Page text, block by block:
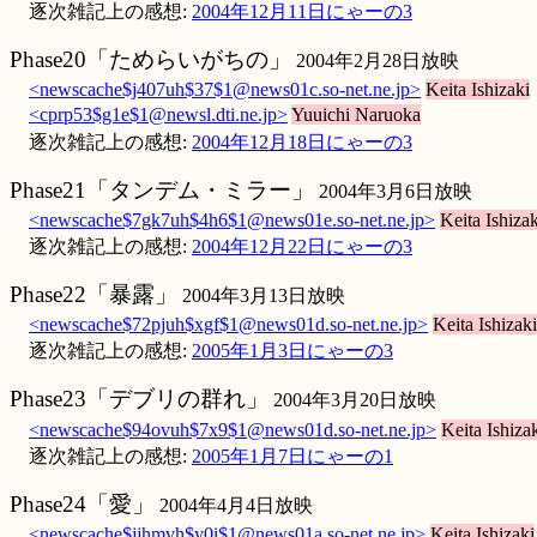
逐次雑記上の感想: 2004年12月11日にゃーの3
Phase20「ためらいがちの」
2004年2月28日放映
<newscache$j407uh$37$1@news01c.so-net.ne.jp> Keita Ishizaki
<cprp53$g1e$1@newsl.dti.ne.jp>Yuuichi Naruoka
逐次雑記上の感想: 2004年12月18日にゃーの3
Phase21「タンデム・ミラー」
2004年3月6日放映
<newscache$7gk7uh$4h6$1@news01e.so-net.ne.jp> Keita
逐次雑記上の感想: 2004年12月22日にゃーの3
Phase22「暴露」
2004年3月13日放映
<newscache$72pjuh$xgf$1@news01d.so-net.ne.jp> Keita Ishizaki
逐次雑記上の感想: 2005年1月3日にゃーの3
Phase23「デブリの群れ」
2004年3月20日放映
<newscache$94ovuh$7x9$1@news01d.so-net.ne.jp> Keita
逐次雑記上の感想: 2005年1月7日にゃーの1
Phase24「愛」
2004年4月4日放映